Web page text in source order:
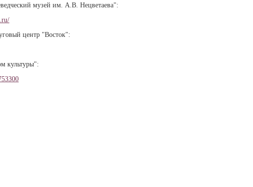
музей им. А.В. Нецветаева":
центр "Восток":
культуры":